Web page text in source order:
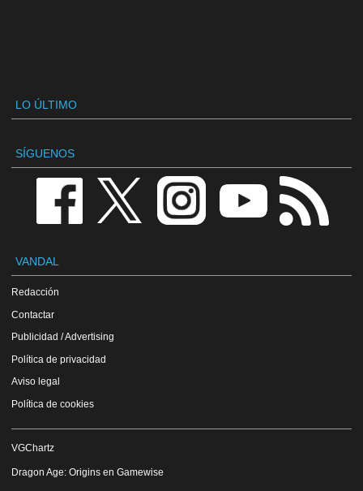
LO ÚLTIMO
SÍGUENOS
VANDAL
Redacción
Contactar
Publicidad / Advertising
Política de privacidad
Aviso legal
Política de cookies
VGChartz
Dragon Age: Origins en Gamewise